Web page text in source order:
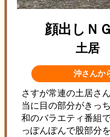
顔出しＮ
土居
沖さんか
さすが常連の土居さ
当に目の部分がきっ
和のバラエティ番組
っぽんぽんで股部分